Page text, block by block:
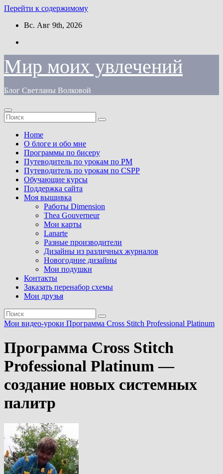
Перейти к содержимому
Вс. Авг 9th, 2026
Мир моих увлечений
Блог Светланы Волковой
Home
О блоге и обо мне
Программы по бисеру
Путеводитель по урокам по PM
Путеводитель по урокам по CSPP
Обучающиe курсы
Поддержка сайта
Моя вышивка
Работы Dimension
Thea Gouverneur
Мои карты
Lanarte
Разные производители
Дизайны из различных журналов
Новогодние дизайны
Мои подушки
Контакты
Заказать перенабор схемы
Мои друзья
Мои видео-уроки Программа Cross Stitch Professional Platinum
Программа Cross Stitch
Professional Platinum —
создание новых системных
палитр